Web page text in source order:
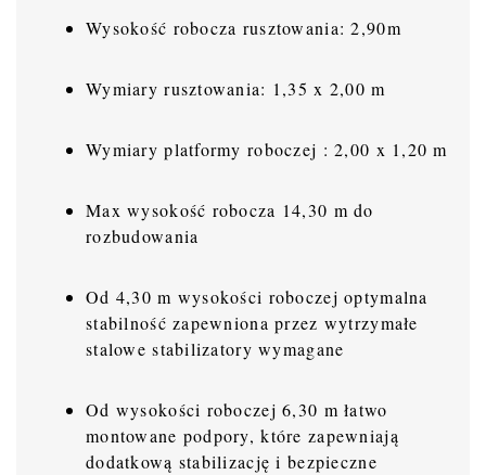
Wysokość robocza rusztowania: 2,90m
Wymiary rusztowania: 1,35 x 2,00 m
Wymiary platformy roboczej : 2,00 x 1,20 m
Max wysokość robocza 14,30 m do
rozbudowania
Od 4,30 m wysokości roboczej optymalna
stabilność zapewniona przez wytrzymałe
stalowe stabilizatory wymagane
Od wysokości roboczej 6,30 m łatwo
montowane podpory, które zapewniają
dodatkową stabilizację i bezpieczne